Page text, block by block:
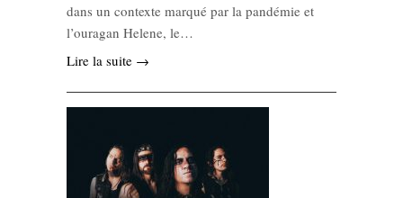
dans un contexte marqué par la pandémie et
l’ouragan Helene, le…
Lire la suite →